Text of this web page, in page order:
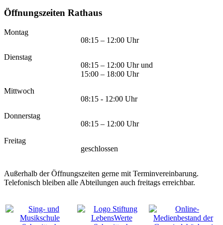
Öffnungszeiten Rathaus
Montag
08:15 – 12:00 Uhr
Dienstag
08:15 – 12:00 Uhr und
15:00 – 18:00 Uhr
Mittwoch
08:15 - 12:00 Uhr
Donnerstag
08:15 – 12:00 Uhr
Freitag
geschlossen
Außerhalb der Öffnungszeiten gerne mit Terminvereinbarung.
Telefonisch bleiben alle Abteilungen auch freitags erreichbar.